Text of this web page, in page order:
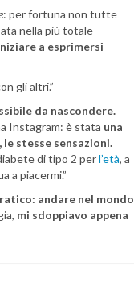
: per fortuna non tutte
nella più totale
a esprimersi
gli altri.”
da nascondere.
Instagram: è stata una
stesse sensazioni.
di tipo 2 perl’età, a
a piacermi.”
andare nel mondo
mi sdoppiavo appena